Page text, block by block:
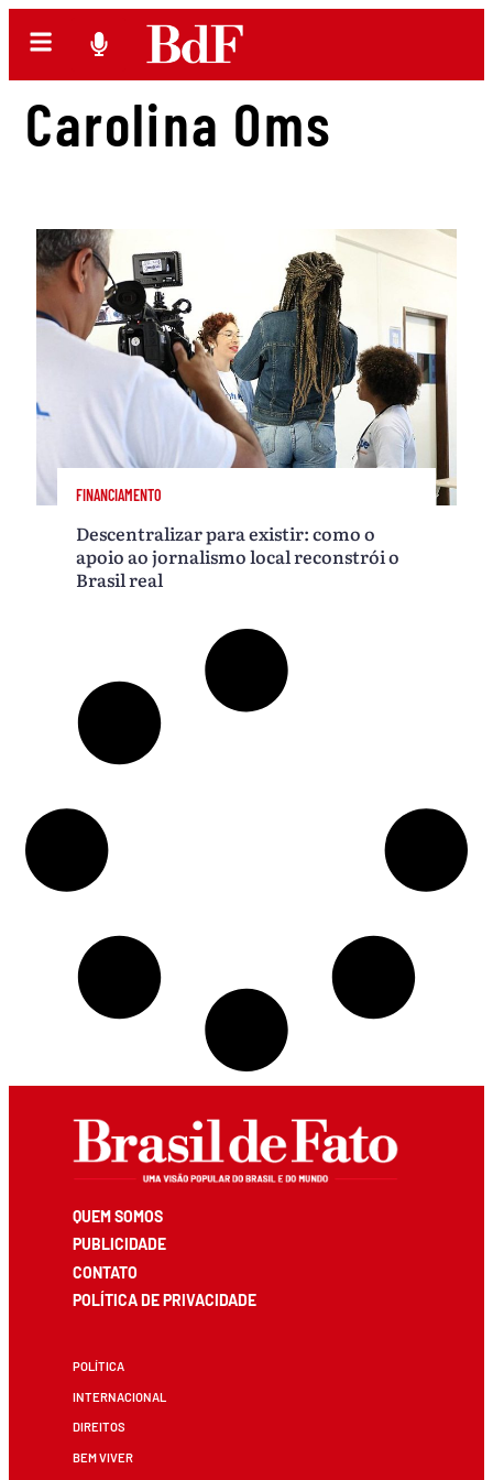
Carolina Oms
FINANCIAMENTO
Descentralizar para existir: como o
apoio ao jornalismo local reconstrói o
Brasil real
QUEM SOMOS
PUBLICIDADE
CONTATO
POLÍTICA DE PRIVACIDADE
POLÍTICA
INTERNACIONAL
DIREITOS
BEM VIVER